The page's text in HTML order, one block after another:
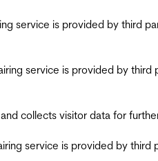
service is provided by third
service is provided by third
collects visitor data for
service is provided by third